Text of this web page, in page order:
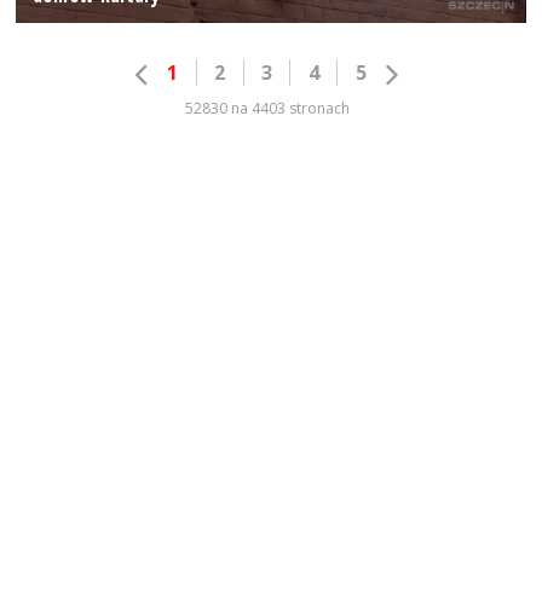
1 2 3 4 5
52830 na 4403 stronach